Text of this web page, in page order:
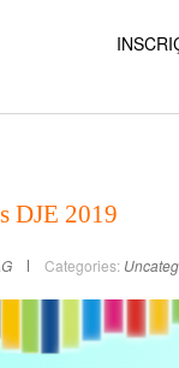
DJE 2019
Categories: